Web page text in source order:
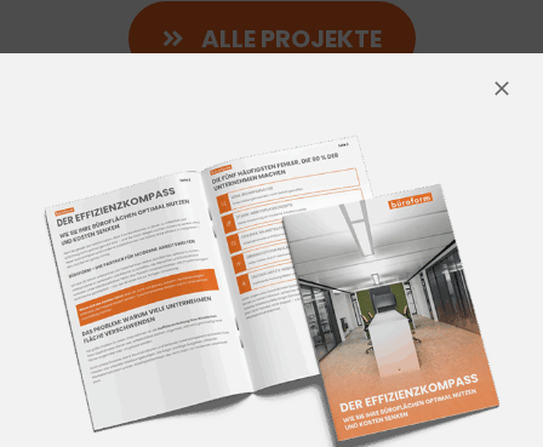
ALLE PROJEKTE
IN 30 SEKUNDEN ZU
IHREM NEUEM BÜRO